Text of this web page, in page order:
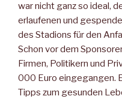
war nicht ganz so ideal,
erlaufenen und
des Stadions für den
Schon vor dem
Firmen, Politikern und
000 Euro eingegangen.
Tipps zum gesunden